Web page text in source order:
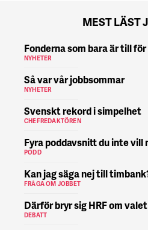
MEST LÄST
Fonderna som bara är till
NYHETER
Så var vår jobbsommar
NYHETER
Svenskt rekord i simpelhet
CHEFREDAKTÖREN
Fyra poddavsnitt du inte vill
PODD
Kan jag säga nej till
FRÅGA OM JOBBET
Därför bryr sig HRF om valet
DEBATT